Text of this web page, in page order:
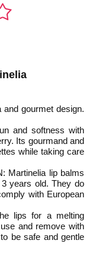
gourmet design.
and softness with
Its gourmand and
while taking care
Martinelia lip balms
years old. They do
with European
lips for a melting
and remove with
be safe and gentle